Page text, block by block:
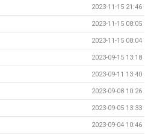
2023-11-15 21:46
2023-11-15 08:05
2023-11-15 08:04
2023-09-15 13:18
2023-09-11 13:40
2023-09-08 10:26
2023-09-05 13:33
2023-09-04 10:46